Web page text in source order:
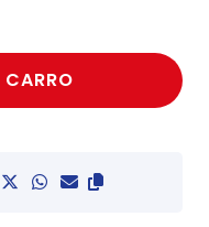
CARRO